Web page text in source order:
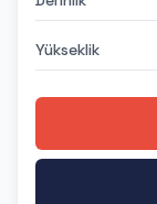
Yükseklik